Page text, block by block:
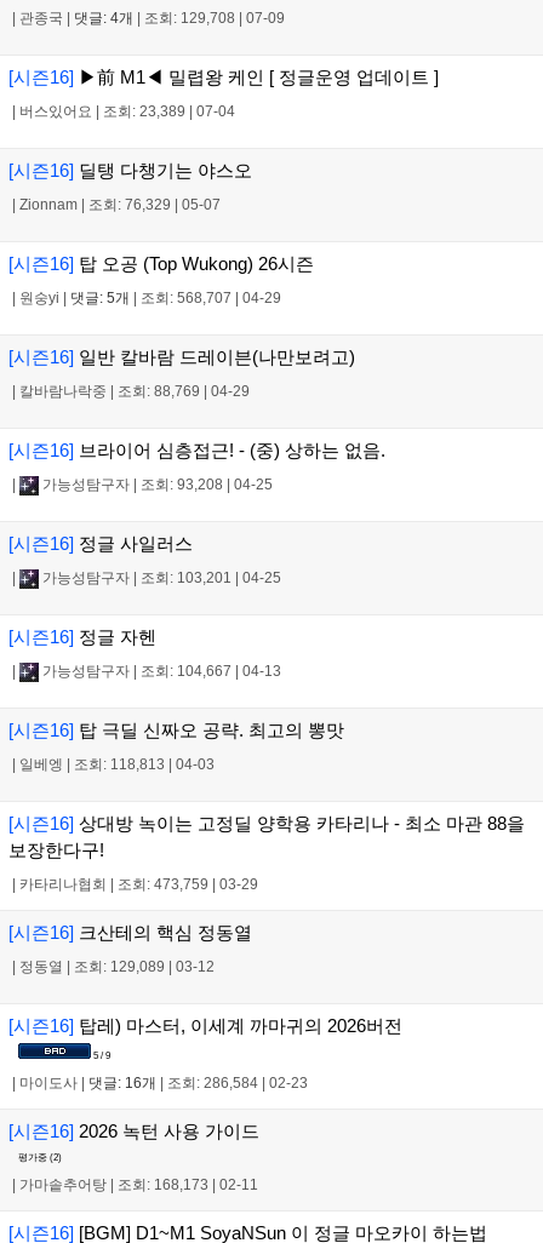
| 관종국 | 댓글: 4개 | 조회: 129,708 | 07-09
[시즌16] ▶前 M1◀ 밀렵왕 케인 [ 정글운영 업데이트 ]
| 버스있어요 | 조회: 23,389 | 07-04
[시즌16] 딜탱 다챙기는 야스오
| Zionnam | 조회: 76,329 | 05-07
[시즌16] 탑 오공 (Top Wukong) 26시즌
| 원숭yi | 댓글: 5개 | 조회: 568,707 | 04-29
[시즌16] 일반 칼바람 드레이븐(나만보려고)
| 칼바람나락중 | 조회: 88,769 | 04-29
[시즌16] 브라이어 심층접근! - (중) 상하는 없음.
| 가능성탐구자 | 조회: 93,208 | 04-25
[시즌16] 정글 사일러스
| 가능성탐구자 | 조회: 103,201 | 04-25
[시즌16] 정글 자헨
| 가능성탐구자 | 조회: 104,667 | 04-13
[시즌16] 탑 극딜 신짜오 공략. 최고의 뽕맛
| 일베엥 | 조회: 118,813 | 04-03
[시즌16] 상대방 녹이는 고정딜 양학용 카타리나 - 최소 마관 88을
보장한다구!
| 카타리나협회 | 조회: 473,759 | 03-29
[시즌16] 크산테의 핵심 정동열
| 정동열 | 조회: 129,089 | 03-12
[시즌16] 탑레) 마스터, 이세계 까마귀의 2026버전
5 / 9
마이도사 댓글: 16개 조회: 286,584 02-23
[시즌16] 2026 녹턴 사용 가이드
평가중 (2)
| 가마솥추어탕 | 조회: 168,173 | 02-11
[시즌16] [BGM] D1~M1 SoyaNSun 이 정글 마오카이 하는법